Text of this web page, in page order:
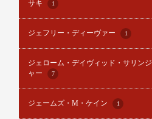
サキ 1
ジェフリー・ディーヴァー 1
ジェローム・デイヴィッド・サリンジ
ャー
7
ジェームズ・M・ケイン 1